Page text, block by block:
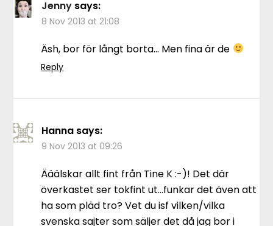
Jenny says:
8 Nov 2013 at 21:08
Äsh, bor för långt borta… Men fina är de
Reply
Hanna says:
9 Nov 2013 at 09:26
Ääälskar allt fint från Tine K :-)! Det där
överkastet ser tokfint ut…funkar det även att
ha som pläd tro? Vet du isf vilken/vilka
svenska sajter som säljer det då jag bor i